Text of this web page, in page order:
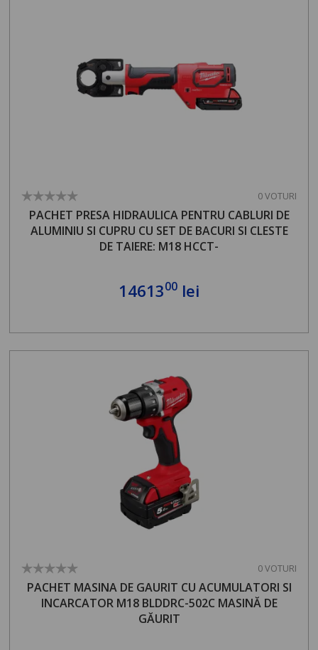
0 VOTURI
PACHET PRESA HIDRAULICA PENTRU CABLURI DE
ALUMINIU SI CUPRU CU SET DE BACURI SI CLESTE
DE TAIERE: M18 HCCT-
1461300 lei
0 VOTURI
PACHET MASINA DE GAURIT CU ACUMULATORI SI
INCARCATOR M18 BLDDRC-502C MASINĂ DE
GĂURIT